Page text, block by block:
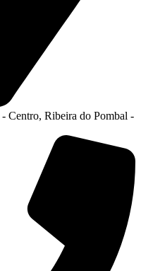
Centro, Ribeira do Pombal -